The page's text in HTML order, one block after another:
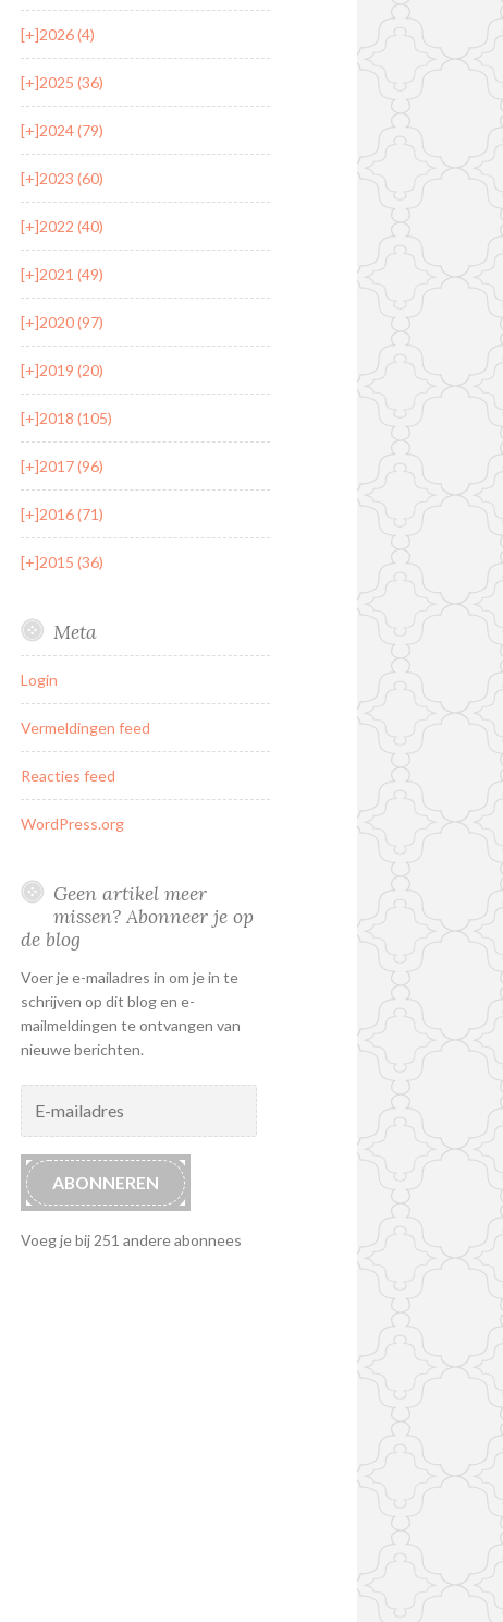
[+]2026 (4)
[+]2025 (36)
[+]2024 (79)
[+]2023 (60)
[+]2022 (40)
[+]2021 (49)
[+]2020 (97)
[+]2019 (20)
[+]2018 (105)
[+]2017 (96)
[+]2016 (71)
[+]2015 (36)
Meta
Login
Vermeldingen feed
Reacties feed
WordPress.org
Geen artikel meer
missen? Abonneer je op
de blog
Voer je e-mailadres in om je in te
schrijven op dit blog en e-
mailmeldingen te ontvangen van
nieuwe berichten.
mailadres
ABONNEREN
Voeg je bij 251 andere abonnees